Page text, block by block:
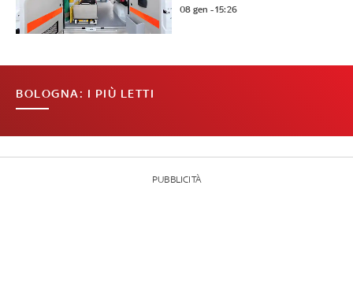
08 gen - 15:26
BOLOGNA: I PIÙ LETTI
PUBBLICITÀ